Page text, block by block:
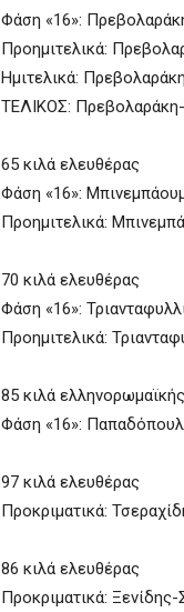
Φάση «16»:
Προημιτελικά:
Ημιτελικά:
ΤΕΛΙΚΟΣ:
65 κιλά ελευθέρας
Φάση «16»:
Προημιτελικά:
70 κιλά ελευθέρας
Φάση «16»:
Προημιτελικά:
85 κιλά ελληνορωμαϊκής
Φάση «16»:
97 κιλά ελευθέρας
Προκριματικά:
86 κιλά ελευθέρας
Προκριματικά: